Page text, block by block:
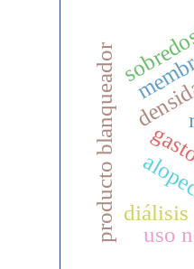
diálisis
producto blanqueador uso